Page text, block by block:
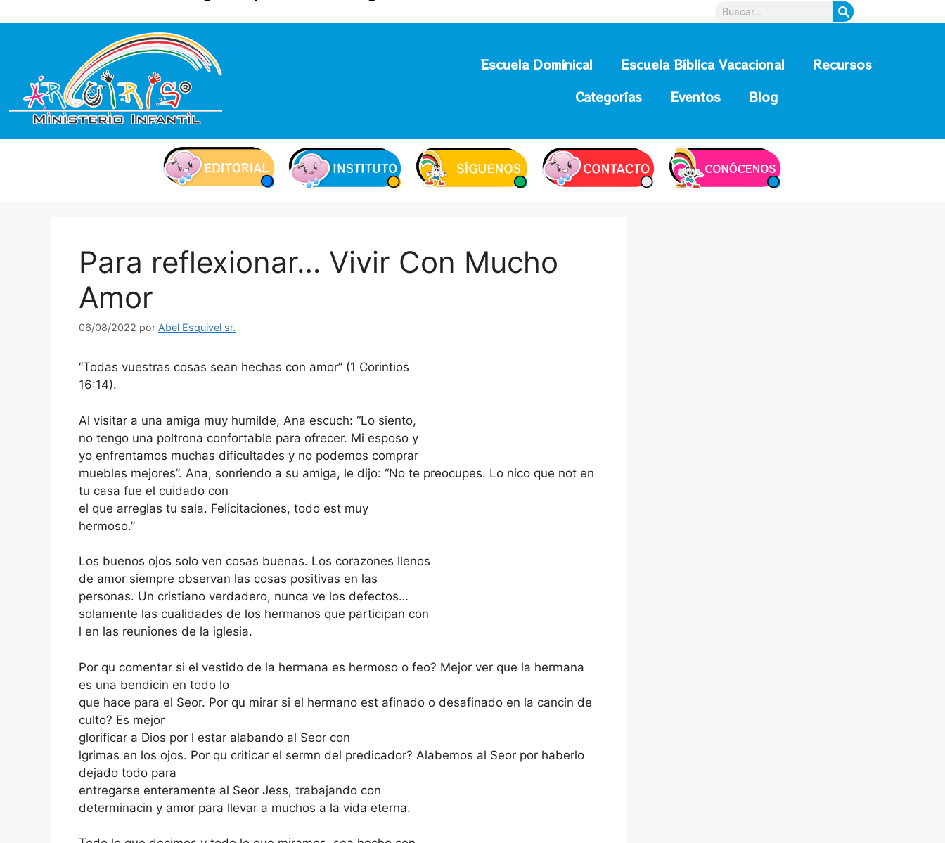
Escuela Dominical Escuela Bíblica Vacacional
Recursos
Categorías
Eventos Blog
Para reflexionar… Vivir Con Mucho
Amor
06/08/2022 por Abel Esquivel sr.
“Todas vuestras cosas sean hechas con amor” (1 Corintios
16:14).
Al visitar a una amiga muy humilde, Ana escuch: “Lo siento,
no tengo una poltrona confortable para ofrecer. Mi esposo y
yo enfrentamos muchas dificultades y no podemos comprar
muebles mejores”. Ana, sonriendo a su amiga, le dijo: “No te preocupes. Lo nico que not en
tu casa fue el cuidado con
el que arreglas tu sala. Felicitaciones, todo est muy
hermoso.”
Los buenos ojos solo ven cosas buenas. Los corazones llenos
de amor siempre observan las cosas positivas en las
personas. Un cristiano verdadero, nunca ve los defectos…
solamente las cualidades de los hermanos que participan con
l en las reuniones de la iglesia.
Por qu comentar si el vestido de la hermana es hermoso o feo? Mejor ver que la hermana
es una bendicin en todo lo
que hace para el Seor. Por qu mirar si el hermano est afinado o desafinado en la cancin de
culto? Es mejor
glorificar a Dios por l estar alabando al Seor con
lgrimas en los ojos. Por qu criticar el sermn del predicador? Alabemos al Seor por haberlo
dejado todo para
entregarse enteramente al Seor Jess, trabajando con
determinacin y amor para llevar a muchos a la vida eterna.